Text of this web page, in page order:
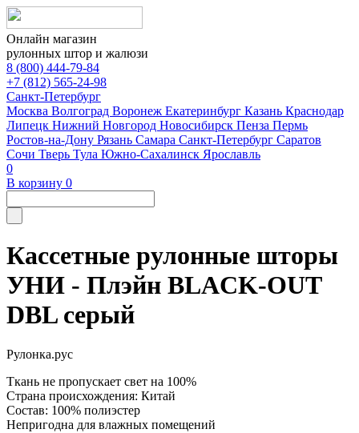
Онлайн магазин
рулонных штор и жалюзи
8 (800) 444-79-84
+7 (812) 565-24-98
Санкт-Петербург
Москва Волгоград Воронеж Екатеринбург Казань Краснодар
Липецк Нижний Новгород Новосибирск Пенза Пермь
Ростов-на-Дону Рязань Самара Санкт-Петербург Саратов
Сочи Тверь Тула Южно-Сахалинск Ярославль
0
В корзину 0
Кассетные рулонные шторы
УНИ - Плэйн BLACK-OUT
DBL серый
Рулонка.рус
Ткань не пропускает свет на 100%
Страна происхождения: Китай
Состав: 100% полиэстер
Непригодна для влажных помещений